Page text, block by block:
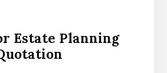
Estate Planning